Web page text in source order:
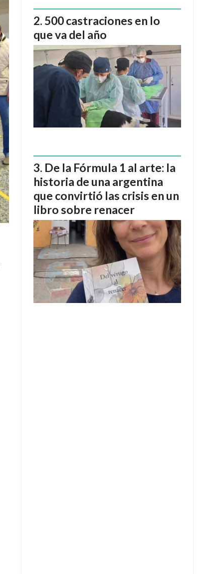
500 castraciones en lo
que va del año
De la Fórmula 1 al arte: la
historia de una argentina
que convirtió las crisis en un
libro sobre renacer